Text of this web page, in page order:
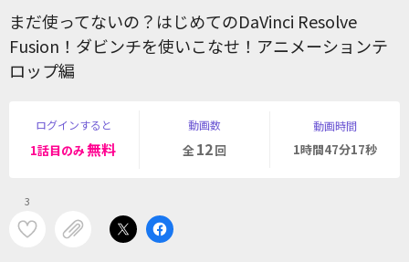
まだ使ってないの？はじめてのDaVinci Resolve
Fusion！ダビンチを使いこなせ！アニメーションテ
ロップ編
ログインすると
1話目のみ無料
動画数
全12回
動画時間
1時間47分17秒
3